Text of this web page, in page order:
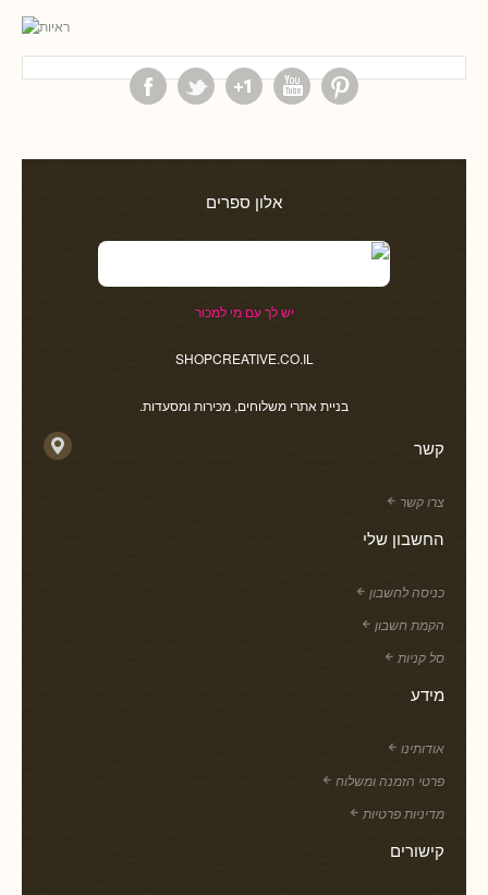
אלון ספרים
יש לך עם מי למכור
SHOPCREATIVE.CO.IL
בניית אתרי משלוחים, מכירות ומסעדות.
קשר
צרו קשר
החשבון שלי
כניסה לחשבון
הקמת חשבון
סל קניות
מידע
אודותינו
פרטי הזמנה ומשלוח
מדיניות פרטיות
קישורים